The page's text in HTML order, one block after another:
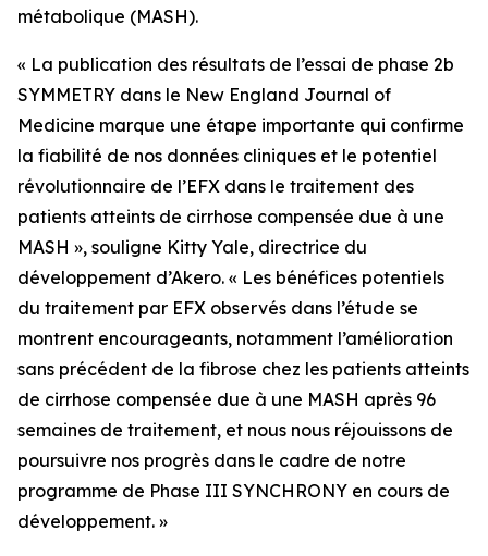
métabolique (MASH).
« La publication des résultats de l’essai de phase 2b
SYMMETRY dans le New England Journal of
Medicine marque une étape importante qui confirme
la fiabilité de nos données cliniques et le potentiel
révolutionnaire de l’EFX dans le traitement des
patients atteints de cirrhose compensée due à une
MASH », souligne Kitty Yale, directrice du
développement d’Akero. « Les bénéfices potentiels
du traitement par EFX observés dans l’étude se
montrent encourageants, notamment l’amélioration
sans précédent de la fibrose chez les patients atteints
de cirrhose compensée due à une MASH après 96
semaines de traitement, et nous nous réjouissons de
poursuivre nos progrès dans le cadre de notre
programme de Phase III SYNCHRONY en cours de
développement. »